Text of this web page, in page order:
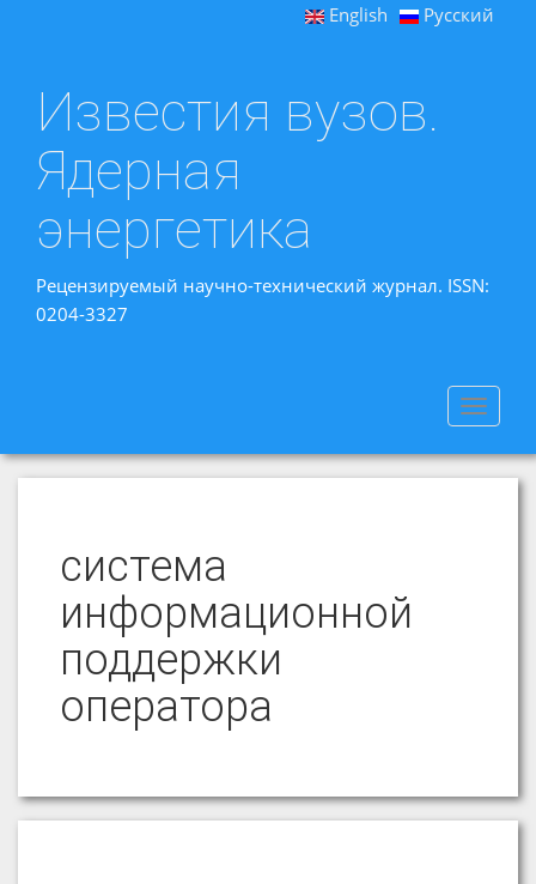
English Русский
Известия вузов.
Ядерная
энергетика
Рецензируемый научно-технический журнал. ISSN:
0204-3327
Toggle
система
информационной
поддержки
оператора